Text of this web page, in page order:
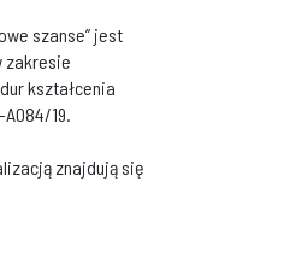
szanse” jest
zakresie
kształcenia
19.
znajdują się